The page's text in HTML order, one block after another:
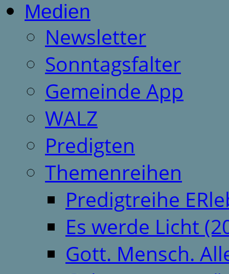
Medien
Newsletter
Sonntagsfalter
Gemeinde App
WALZ
Predigten
Themenreihen
Predigtreihe
Es werde Licht
Gott. Mensch.